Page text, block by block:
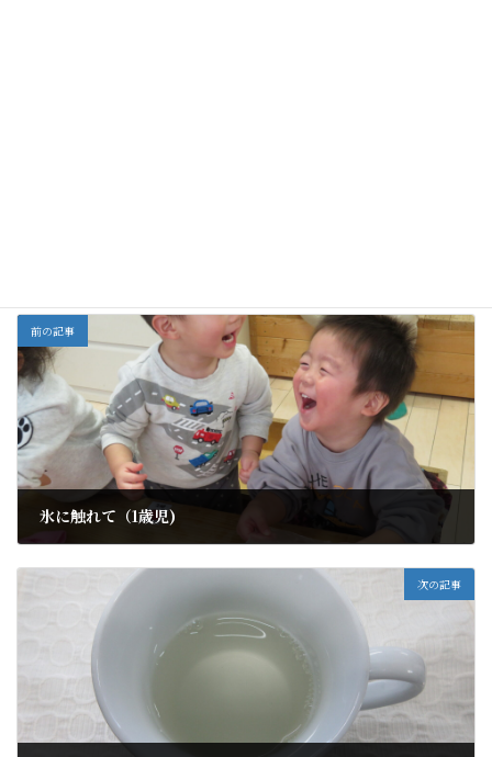
前の記事
氷に触れて（1歳児)
次の記事